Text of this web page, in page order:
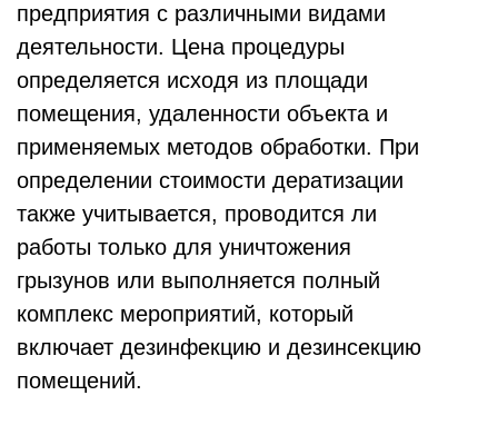
предприятия с различными видами
деятельности. Цена процедуры
определяется исходя из площади
помещения, удаленности объекта и
применяемых методов обработки. При
определении стоимости дератизации
также учитывается, проводится ли
работы только для уничтожения
грызунов или выполняется полный
комплекс мероприятий, который
включает дезинфекцию и дезинсекцию
помещений.